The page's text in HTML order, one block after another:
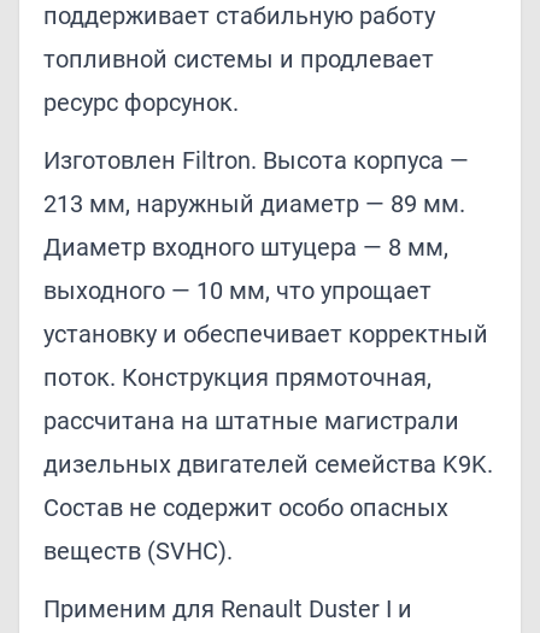
поддерживает стабильную работу
топливной системы и продлевает
ресурс форсунок.
Изготовлен Filtron. Высота корпуса —
213 мм, наружный диаметр — 89 мм.
Диаметр входного штуцера — 8 мм,
выходного — 10 мм, что упрощает
установку и обеспечивает корректный
поток. Конструкция прямоточная,
рассчитана на штатные магистрали
дизельных двигателей семейства K9K.
Состав не содержит особо опасных
веществ (SVHC).
Применим для Renault Duster I и